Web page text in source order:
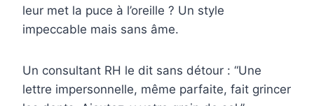
leur met la puce à l’oreille ? Un style
impeccable mais sans âme.
Un consultant RH le dit sans détour : “Une
lettre impersonnelle, même parfaite, fait grincer